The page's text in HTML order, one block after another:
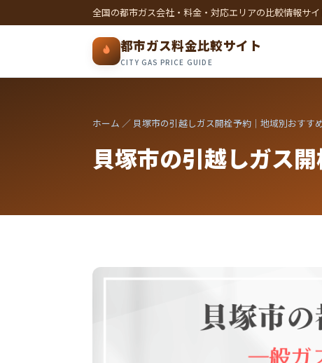
全国の都市ガス会社・料金・対応エリアの比較情報サイ
都市ガス料金比較サイト
CITY GAS PRICE GUIDE
ホーム ／ 貝塚市の引越しガス開栓予約｜地域別おすす
貝塚市の引越しガス